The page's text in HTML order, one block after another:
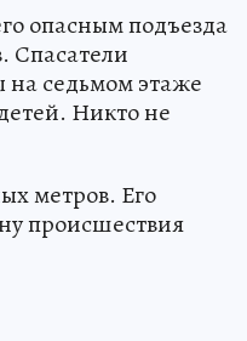
опасным подъезда
Спасатели
на седьмом этаже
Никто не
метров. Его
происшествия